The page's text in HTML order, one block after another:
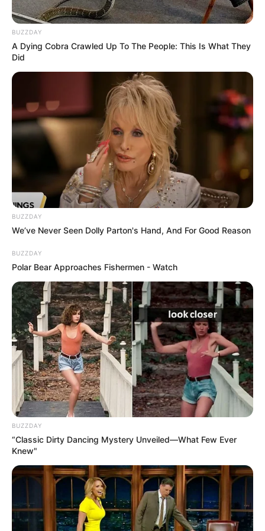
Gennagyij.
Egy héttel később Natalja Valerievna
meglátogatta. Megkérdezte, mennyibe kerül a
bérleti díj. És amikor a vő elment, azonnal a
lányához fordult egy kéréssel:
– Téli csizmát kell vennem. Segíts nekem ezt
megcsinálni.
Az utóbbi időben anya rendszeresen kért
apróságokat Irinától: rúzst, kabátot vagy ruhát
vegyen. De mindez pénzbe került, és Irina nagyon
rossz anyagi helyzetben volt. Már elkezdett
férjének, és természetesen nem hagyhatta
figyelmen kívül anyja kéréseit.
– Megpróbálom, anya – felelte Irina, miközben már
fejben számolgatta szerény megtakarításait.
És este, amikor Gennagyij megérkezett, egy
papírlapot tett elé számításokkal.
„Mélyen veszteségesek vagyunk” – mondta.
Irina abban reménykedett, hogy ebben a hónapban
esküvőre vett fel. Ehelyett Irina aktiválta a
hitelkártyáját, amit rosszabb időkre tartogatott.
BUZZDAY
A Dying Cobra Crawled Up To The People: This Is What They
Did
BUZZDAY
We’ve Never Seen Dolly Parton's Hand, And For Good Reason
BUZZDAY
Polar Bear Approaches Fishermen - Watch
BUZZDAY
“Classic Dirty Dancing Mystery Unveiled—What Few Ever
Knew"